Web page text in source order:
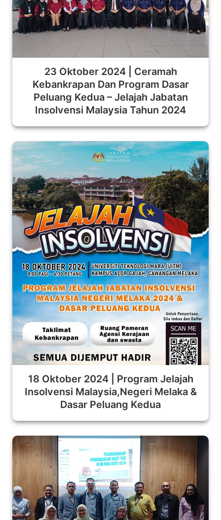
23 Oktober 2024 | Ceramah
Kebankrapan Dan Program Dasar
Peluang Kedua – Jelajah Jabatan
Insolvensi Malaysia Tahun 2024
18 Oktober 2024 | Program Jelajah
Insolvensi Malaysia,Negeri Melaka &
Dasar Peluang Kedua